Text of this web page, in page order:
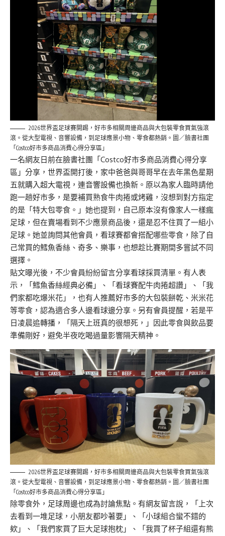
2026世界盃足球賽開踢，好市多相關周邊商品與大包裝零食買氣強滾
滾。從大型電視、音響設備，到足球應景小物、零食都熱銷。圖／臉書社團
「Costco好市多商品消費心得分享區」
一名網友日前在臉書社團「Costco好市多商品消費心得分享
區」分享，世界盃開打後，家中爸爸與哥哥早在去年黑色星期
五就購入超大電視，連音響設備也換新。原以為家人臨時請他
跑一趟好市多，是要補買熟食牛肉捲或烤雞，沒想到對方指定
的是「特大包零食。」她也提到，自己原本沒有像家人一樣瘋
足球，但在賣場看到不少應景商品後，還是忍不住買了一組小
足球。她並詢問其他會員，看球賽都會搭配哪些零食，除了自
己常買的鱈魚香絲、奇多、樂事，也想趁比賽期間多嘗試不同
選擇。
貼文曝光後，不少會員紛紛留言分享看球採買清單。有人表
示，「鱈魚香絲經典必備」、「看球賽配牛肉捲超讚」、「我
們家都吃爆米花」，也有人推薦好市多的大包裝餅乾、米米花
等零食，認為適合多人邊看球邊分享。另有會員提醒，若是平
日凌晨追轉播，「隔天上班真的很想死，」因此零食與飲品要
準備剛好，避免半夜吃喝過量影響隔天精神。
2026世界盃足球賽開踢，好市多相關周邊商品與大包裝零食買氣強滾
滾。從大型電視、音響設備，到足球應景小物、零食都熱銷。圖／臉書社團
「Costco好市多商品消費心得分享區」
除零食外，足球周邊也成為討論焦點。有網友留言說，「上次
去看到一堆足球，小朋友都吵著要」、「小球組合蠻不錯的
欸」、「我們家買了巨大足球抱枕」、「我買了杯子組還有熊